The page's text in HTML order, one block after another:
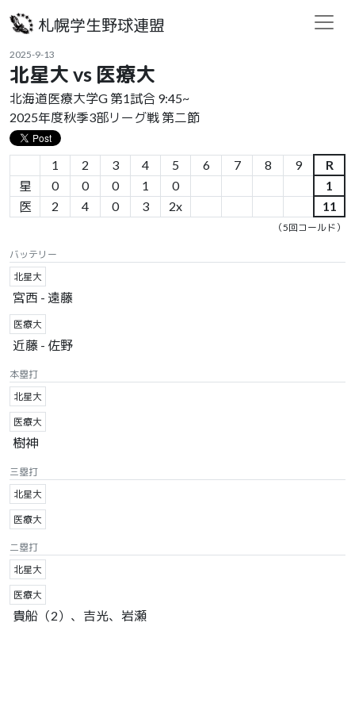
札幌学生野球連盟
2025-9-13
北星大 vs 医療大
北海道医療大学G 第1試合 9:45~
2025年度秋季3部リーグ戦 第二節
1 2 3 4 5 6 7 8 9
R
星
0 0 0 1 0
1
医
2 4 0 3 2x 11
（5回コールド）
バッテリー
北星大
宮西 - 遠藤
医療大
近藤 - 佐野
本塁打
北星大
医療大
樹神
三塁打
北星大
医療大
二塁打
北星大
医療大
貴船（2）、吉光、岩瀬